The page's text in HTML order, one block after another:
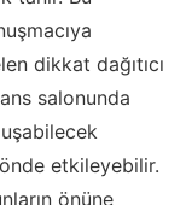
dikkat dağıtıcı
salonunda
etkileyebilir.
önüne